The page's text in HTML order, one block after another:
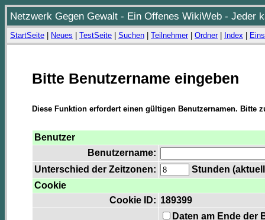
Netzwerk Gegen Gewalt - Ein Offenes WikiWeb - Jeder
StartSeite Neues TestSeite Suchen Teilnehmer| Ordner| Index
Bitte Benutzername eingeben
Diese Funktion erfordert einen gültigen Benutzernamen. Bitte
Benutzer
Benutzername:
Unterschied der Zeitzonen:
Stunden
Cookie
Cookie ID: 189399
Daten am Ende der